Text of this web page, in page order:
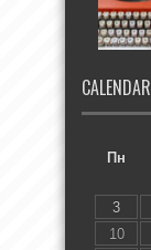
CALENDAR
Пн
3
10